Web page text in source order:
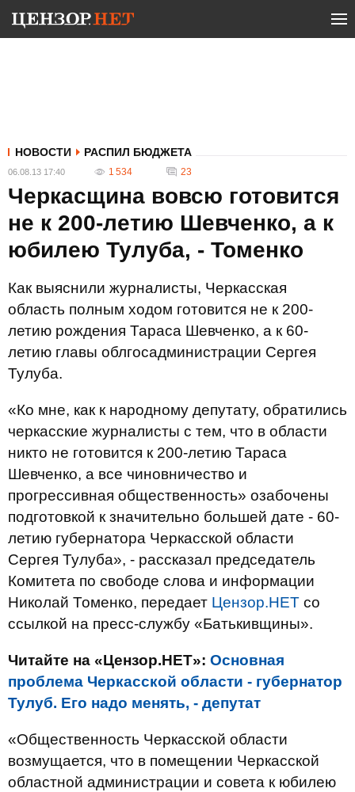
НОВОСТИ РАСПИЛ БЮДЖЕТА
06.08.13 17:40 1 534 23
Черкасщина вовсю готовится
не к 200-летию Шевченко, а к
юбилею Тулуба, - Томенко
Как выяснили журналисты, Черкасская
область полным ходом готовится не к 200-
летию рождения Тараса Шевченко, а к 60-
летию главы облгосадминистрации Сергея
Тулуба.
«Ко мне, как к народному депутату, обратились
черкасские журналисты с тем, что в области
никто не готовится к 200-летию Тараса
Шевченко, а все чиновничество и
прогрессивная общественность» озабочены
подготовкой к значительно большей дате - 60-
летию губернатора Черкасской области
Сергея Тулуба», - рассказал председатель
Комитета по свободе слова и информации
Николай Томенко, передает Цензор.НЕТ со
ссылкой на пресс-службу «Батькивщины».
Читайте на «Цензор.НЕТ»: Основная
проблема Черкасской области - губернатор
Тулуб. Его надо менять, - депутат
«Общественность Черкасской области
возмущается, что в помещении Черкасской
областной администрации и совета к юбилею